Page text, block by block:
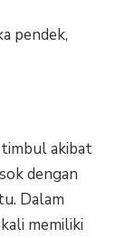
pendek,
timbul akibat
dengan
Dalam
memiliki